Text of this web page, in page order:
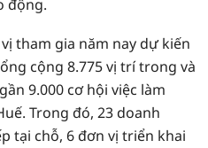
động.
tham gia năm nay dự kiến
cộng 8.775 vị trí trong và
9.000 cơ hội việc làm
Trong đó, 23 doanh
tại chỗ, 6 đơn vị triển khai